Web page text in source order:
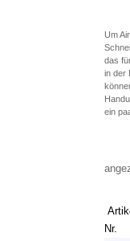
Um
das
in der
ein
Nr.